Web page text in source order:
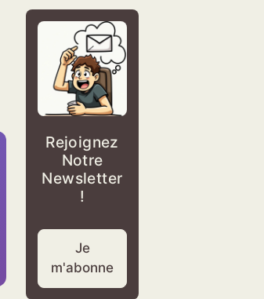
Rejoignez
Notre
Newsletter
!
Je
m'abonne